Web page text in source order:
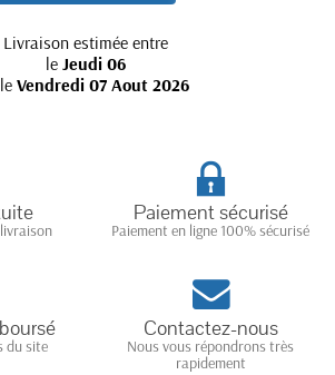
Livraison estimée entre
le Jeudi 06
Vendredi 07 Aout 2026
Paiement sécurisé
Paiement en ligne 100% sécurisé
du site
Contactez-nous
Nous vous répondrons très
rapidement